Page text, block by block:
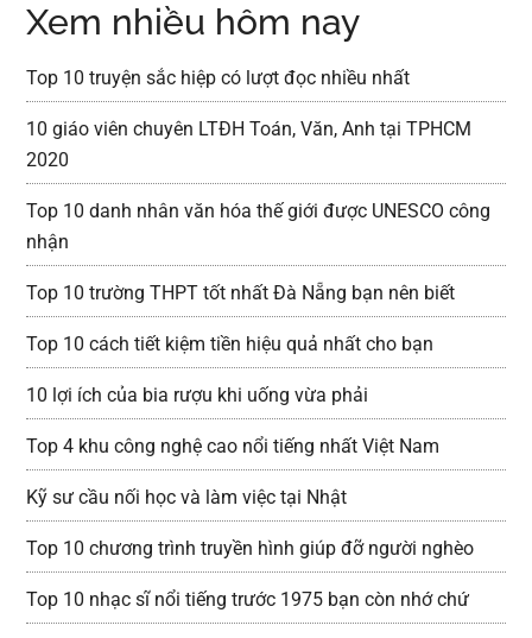
Xem nhiều hôm nay
Top 10 truyện sắc hiệp có lượt đọc nhiều nhất
10 giáo viên chuyên LTĐH Toán, Văn, Anh tại TPHCM
2020
Top 10 danh nhân văn hóa thế giới được UNESCO công
nhận
Top 10 trường THPT tốt nhất Đà Nẵng bạn nên biết
Top 10 cách tiết kiệm tiền hiệu quả nhất cho bạn
10 lợi ích của bia rượu khi uống vừa phải
Top 4 khu công nghệ cao nổi tiếng nhất Việt Nam
Kỹ sư cầu nối học và làm việc tại Nhật
Top 10 chương trình truyền hình giúp đỡ người nghèo
Top 10 nhạc sĩ nổi tiếng trước 1975 bạn còn nhớ chứ